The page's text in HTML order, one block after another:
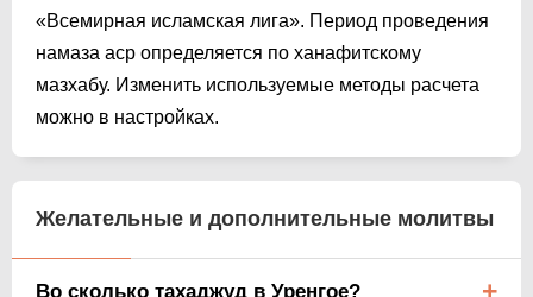
«Всемирная исламская лига». Период проведения
намаза аср определяется по ханафитскому
мазхабу. Изменить используемые методы расчета
можно в настройках.
Желательные и дополнительные молитвы
Во сколько тахаджуд в Уренгое?